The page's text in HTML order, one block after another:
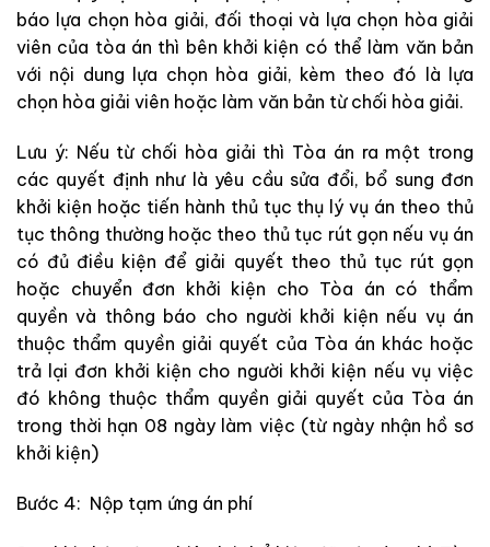
báo lựa chọn hòa giải, đối thoại và lựa chọn hòa giải
viên của tòa án thì bên khởi kiện có thể làm văn bản
với nội dung lựa chọn hòa giải, kèm theo đó là lựa
chọn hòa giải viên hoặc làm văn bản từ chối hòa giải.
Lưu ý: Nếu từ chối hòa giải thì Tòa án ra một trong
các quyết định như là yêu cầu sửa đổi, bổ sung đơn
khởi kiện hoặc tiến hành thủ tục thụ lý vụ án theo thủ
tục thông thường hoặc theo thủ tục rút gọn nếu vụ án
có đủ điều kiện để giải quyết theo thủ tục rút gọn
hoặc chuyển đơn khởi kiện cho Tòa án có thẩm
quyền và thông báo cho người khởi kiện nếu vụ án
thuộc thẩm quyền giải quyết của Tòa án khác hoặc
trả lại đơn khởi kiện cho người khởi kiện nếu vụ việc
đó không thuộc thẩm quyền giải quyết của Tòa án
trong thời hạn 08 ngày làm việc (từ ngày nhận hồ sơ
khởi kiện)
Bước 4: Nộp tạm ứng án phí